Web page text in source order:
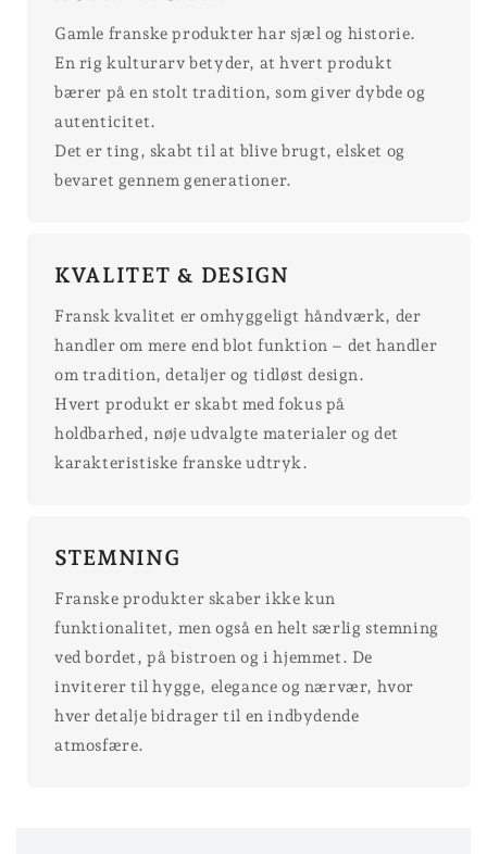
Gamle franske produkter har sjæl og historie.
En rig kulturarv betyder, at hvert produkt
bærer på en stolt tradition, som giver dybde og
autenticitet.
Det er ting, skabt til at blive brugt, elsket og
bevaret gennem generationer.
KVALITET & DESIGN
Fransk kvalitet er omhyggeligt håndværk, der
handler om mere end blot funktion – det handler
om tradition, detaljer og tidløst design.
Hvert produkt er skabt med fokus på
holdbarhed, nøje udvalgte materialer og det
karakteristiske franske udtryk.
STEMNING
Franske produkter skaber ikke kun
funktionalitet, men også en helt særlig stemning
ved bordet, på bistroen og i hjemmet. De
inviterer til hygge, elegance og nærvær, hvor
hver detalje bidrager til en indbydende
atmosfære.